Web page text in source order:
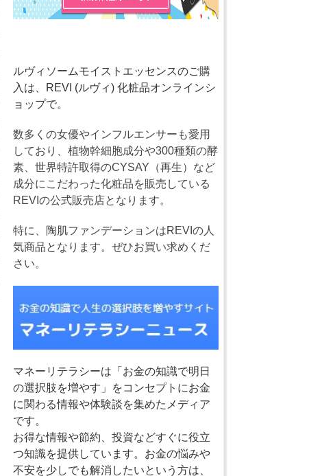
ルヴィソームモイストエッセンスのご購
入は、REVI (ルヴィ) 化粧品オンラインシ
ョップで。
数多くの女優やインフルエンサーも愛用
しており、植物幹細胞成分や300種類の酵
素、世界特許取得のCYSAY（再生）など
成分にこだわった化粧品を販売している
REVIの公式販売店となります。
特に、陶肌ファンデーションはREVIの人
気商品となります。ぜひお買い求めくだ
さい。
マネーリテラシーは「お金の知識で明日
の選択肢を増やす」をコンセプトにお金
に関わる情報や体験談を集めたメディア
です。
お得な情報や節約、投資などすぐに役立
つ知識を提供しています。お金の悩みや
不安を少しでも解消したいという方は、